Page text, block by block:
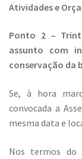
Atividades e
Ponto 2 –
assunto com
conservação da
Se, à hora
convocada a
mesma data e
Nos termos do